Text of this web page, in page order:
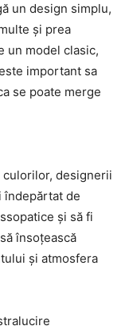
un design simplu,
și prea
un model clasic,
important sa
se poate merge
culorilor, designerii
îndepărtat de
și să fi
însoțească
și atmosfera